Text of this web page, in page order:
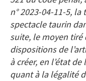
n° 2023-04-11-5,
spectacle taurin
suite, le moyen tiré
dispositions de
à créer, en l’état
quant à la légalité